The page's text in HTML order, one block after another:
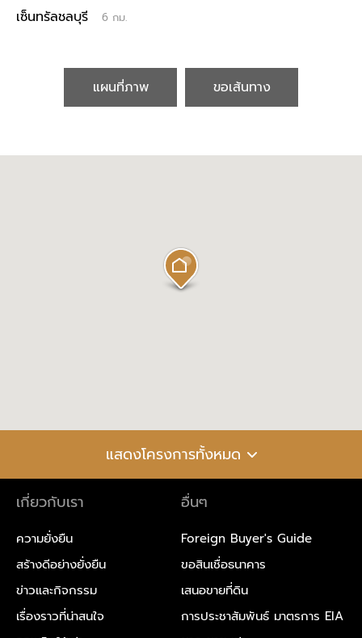
เซ็นทรัลชลบุรี 6 กม.
แผนที่ภาพ ขอเส้นทาง
แสดงโครงการทั้งหมด
เกี่ยวกับเรา
ความยั่งยืน
สร้างดีอย่างยั่งยืน
ข่าวและกิจกรรม
เรื่องราวที่น่าสนใจ
อื่นๆ
Foreign Buyer's Guide
ขอสินเชื่อธนาคาร
เสนอขายที่ดิน
การประชาสัมพันธ์ มาตรการ EIA